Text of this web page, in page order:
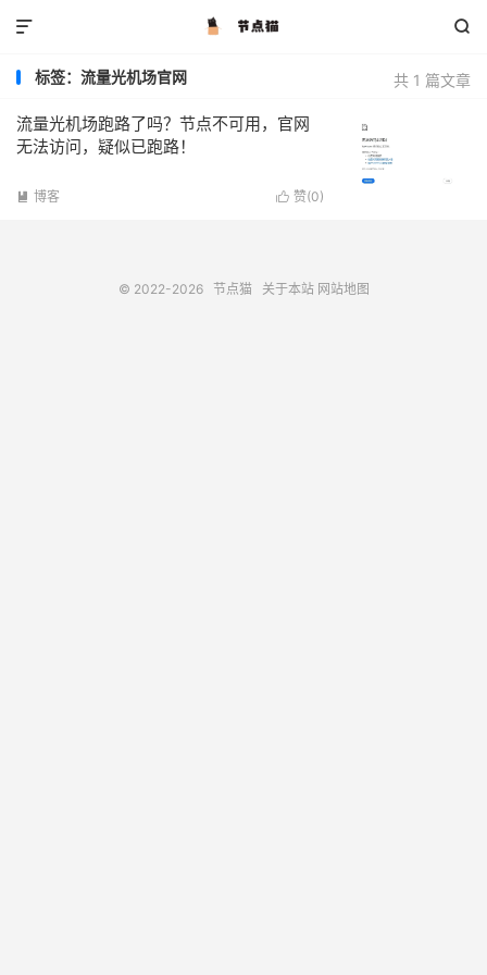


共 1 篇文章
标签：流量光机场官网
流量光机场跑路了吗？节点不可用，官网
无法访问，疑似已跑路！
 赞(0)
 博客
© 2022-2026 节点猫 关于本站 网站地图